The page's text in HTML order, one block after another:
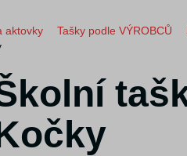
aktovky Tašky podle VÝROBCŮ